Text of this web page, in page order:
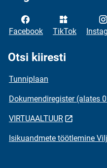
Facebook TikTok
Otsi kiiresti
Tunniplaan
Dokumendiregister (alates
VIRTUAALTUUR
Isikuandmete töötlemine